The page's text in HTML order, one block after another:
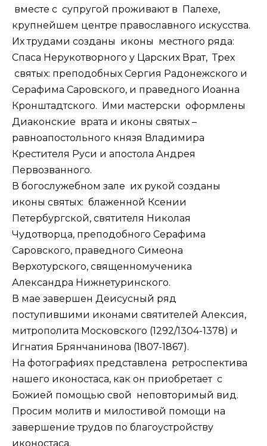
вместе с супругой проживают в Палехе,
крупнейшем центре православного искусства.
Их трудами созданы иконы местного ряда:
Спаса Нерукотворного у Царских Врат, Трех
святых: преподобных Сергия Радонежского и
Серафима Саровского, и праведного Иоанна
Кронштадтского. Ими мастерски оформлены
Диаконские врата и иконы святых –
равноапостольного князя Владимира
Крестителя Руси и апостола Андрея
Первозванного.
В богослужебном зале их рукой созданы
иконы святых: блаженной Ксении
Петербургской, святителя Николая
Чудотворца, преподобного Серафима
Саровского, праведного Симеона
Верхотурского, священномученика
Александра Нижнетуринского.
В мае завершен Деисусный ряд
поступившими иконами святителей Алексия,
митрополита Московского (1292/1304-1378) и
Игнатия Брянчанинова (1807-1867).
На фотографиях представлена ретроспектива
нашего иконостаса, как он приобретает с
Божией помощью свой неповторимый вид.
Просим молитв и милостивой помощи на
завершение трудов по благоустройству
иконостаса.